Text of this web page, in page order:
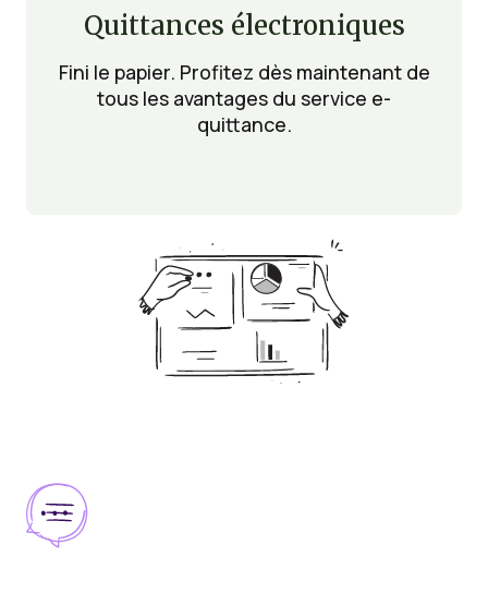
Quittances électroniques
Fini le papier. Profitez dès maintenant de
tous les avantages du service e-
quittance.